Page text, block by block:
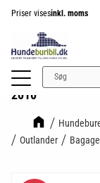
Priser visesinkl. moms
2010
Outlander